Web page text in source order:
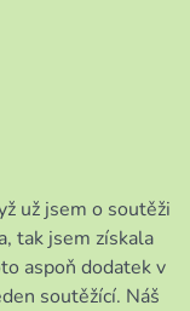
už jsem o soutěži
tak jsem získala
aspoň dodatek v
soutěžící. Náš